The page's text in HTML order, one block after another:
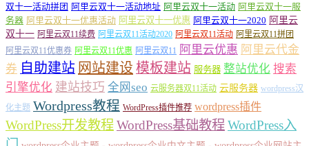
双十一活动拼团 阿里云双十一活动地址 阿里云双十一活动 阿里云双十一服
务器 阿里云双十一优惠活动 阿里云双十一优惠 阿里云双十一2020 阿里云
双十一 阿里云双11续费 阿里云双11活动2020 阿里云双11活动 阿里云双11拼团
阿里云双11优惠券 阿里云双11优惠 阿里云双11 阿里云优惠 阿里云代金
券 自助建站 网站建设 模板建站 服务器 整站优化 搜索
引擎优化 建站技巧 全网seo 云服务器双11活动 云服务器 wordpress汉
化主题 Wordpress教程 WordPress插件推荐 wordpress插件
WordPress开发教程WordPress基础教程WordPress入